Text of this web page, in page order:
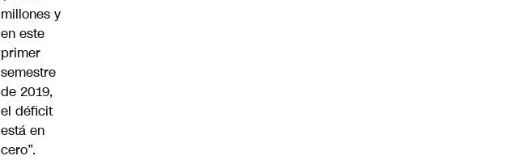
millones y
en este
primer
semestre
de 2019,
el déficit
está en
cero”.